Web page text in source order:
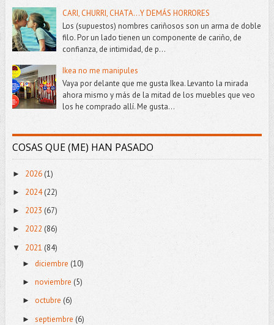
CARI, CHURRI, CHATA...Y DEMÁS HORRORES
Los (supuestos) nombres cariñosos son un arma de doble
filo. Por un lado tienen un componente de cariño, de
confianza, de intimidad, de p...
Ikea no me manipules
Vaya por delante que me gusta Ikea. Levanto la mirada
ahora mismo y más de la mitad de los muebles que veo
los he comprado allí. Me gusta...
COSAS QUE (ME) HAN PASADO
► 2026 (1)
► 2024(22)
► 2023 (67)
► 2022 (86)
▼ 2021 (84)
► diciembre (10)
► noviembre (5)
► octubre (6)
► septiembre (6)